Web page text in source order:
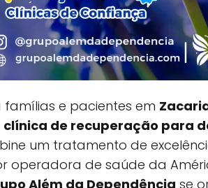
famílias e pacientes em
clínica de recuperação para
um tratamento de
operadora de saúde da
Além da Dependência se